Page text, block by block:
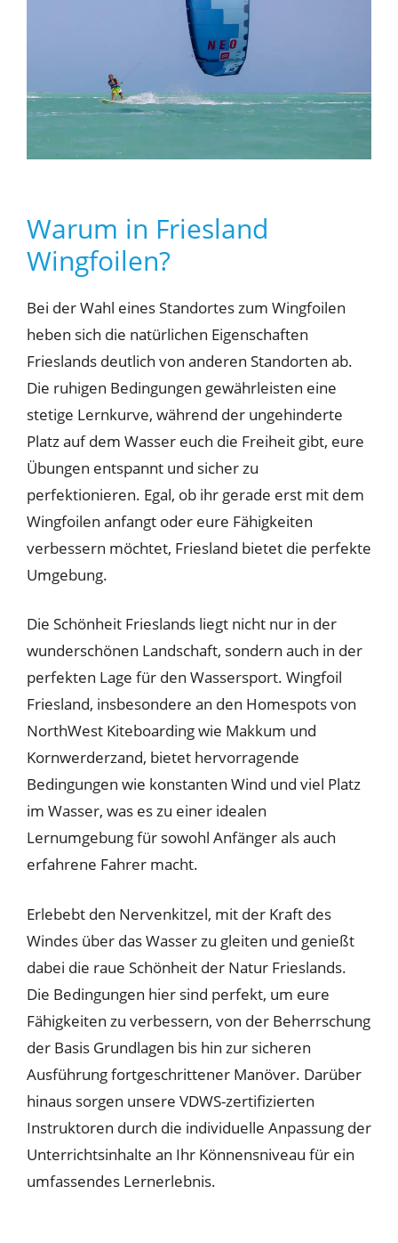
Warum in Friesland
Wingfoilen?
Bei der Wahl eines Standortes zum Wingfoilen
heben sich die natürlichen Eigenschaften
Frieslands deutlich von anderen Standorten ab.
Die ruhigen Bedingungen gewährleisten eine
stetige Lernkurve, während der ungehinderte
Platz auf dem Wasser euch die Freiheit gibt, eure
Übungen entspannt und sicher zu
perfektionieren. Egal, ob ihr gerade erst mit dem
Wingfoilen anfangt oder eure Fähigkeiten
verbessern möchtet, Friesland bietet die perfekte
Umgebung.
Die Schönheit Frieslands liegt nicht nur in der
wunderschönen Landschaft, sondern auch in der
perfekten Lage für den Wassersport. Wingfoil
Friesland, insbesondere an den Homespots von
NorthWest Kiteboarding wie Makkum und
Kornwerderzand, bietet hervorragende
Bedingungen wie konstanten Wind und viel Platz
im Wasser, was es zu einer idealen
Lernumgebung für sowohl Anfänger als auch
erfahrene Fahrer macht.
Erlebebt den Nervenkitzel, mit der Kraft des
Windes über das Wasser zu gleiten und genießt
dabei die raue Schönheit der Natur Frieslands.
Die Bedingungen hier sind perfekt, um eure
Fähigkeiten zu verbessern, von der Beherrschung
der Basis Grundlagen bis hin zur sicheren
Ausführung fortgeschrittener Manöver. Darüber
hinaus sorgen unsere VDWS-zertifizierten
Instruktoren durch die individuelle Anpassung der
Unterrichtsinhalte an Ihr Könnensniveau für ein
umfassendes Lernerlebnis.